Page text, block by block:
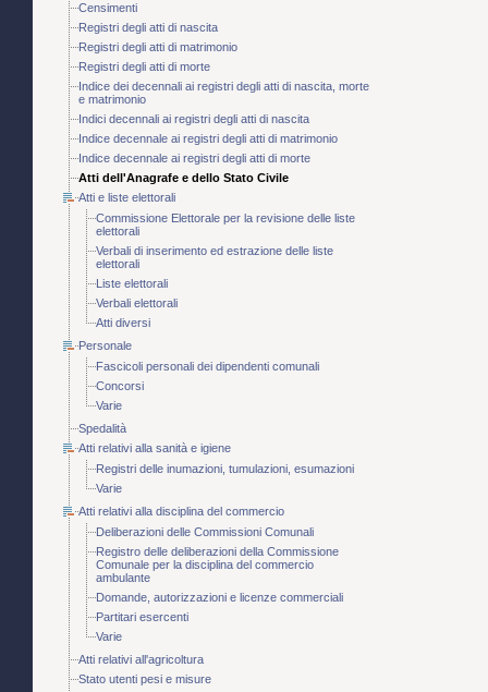
Censimenti
Registri degli atti di nascita
Registri degli atti di matrimonio
Registri degli atti di morte
Indice dei decennali ai registri degli atti di nascita, morte
e matrimonio
Indici decennali ai registri degli atti di nascita
Indice decennale ai registri degli atti di matrimonio
Indice decennale ai registri degli atti di morte
Atti dell'Anagrafe e dello Stato Civile
Atti e liste elettorali
Commissione Elettorale per la revisione delle liste
elettorali
Verbali di inserimento ed estrazione delle liste
elettorali
Liste elettorali
Verbali elettorali
Atti diversi
Personale
Fascicoli personali dei dipendenti comunali
Concorsi
Varie
Spedalità
Atti relativi alla sanità e igiene
Registri delle inumazioni, tumulazioni, esumazioni
Varie
Atti relativi alla disciplina del commercio
Deliberazioni delle Commissioni Comunali
Registro delle deliberazioni della Commissione
Comunale per la disciplina del commercio
ambulante
Domande, autorizzazioni e licenze commerciali
Partitari esercenti
Varie
Atti relativi all'agricoltura
Stato utenti pesi e misure